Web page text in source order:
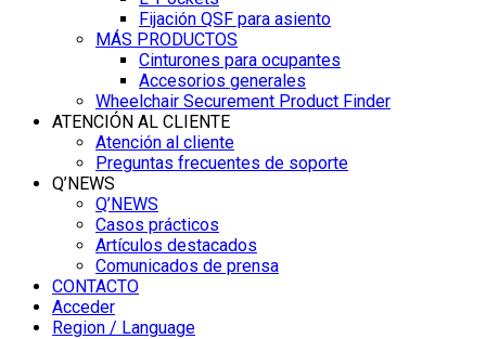
Fijación QSF para asiento
MÁS PRODUCTOS
Cinturones para ocupantes
Accesorios generales
Wheelchair Securement Product Finder
ATENCIÓN AL CLIENTE
Atención al cliente
Preguntas frecuentes de soporte
Q’NEWS
Q’NEWS
Casos prácticos
Artículos destacados
Comunicados de prensa
CONTACTO
Acceder
Region / Language